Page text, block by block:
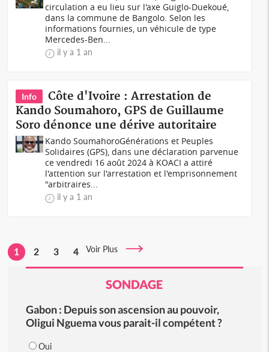
circulation a eu lieu sur l'axe Guiglo-Duekoué,
dans la commune de Bangolo. Selon les
informations fournies, un véhicule de type
Mercedes-Ben...
il y a 1 an
Info
Côte d'Ivoire : Arrestation de
Kando Soumahoro, GPS de Guillaume
Soro dénonce une dérive autoritaire
Kando SoumahoroGénérations et Peuples
Solidaires (GPS), dans une déclaration parvenue
ce vendredi 16 août 2024 à KOACI a attiré
l'attention sur l'arrestation et l'emprisonnement
"arbitraires...
il y a 1 an
1 2 3 4 Voir Plus
SONDAGE
Gabon : Depuis son ascension au pouvoir,
Oligui Nguema vous parait-il compétent ?
Oui